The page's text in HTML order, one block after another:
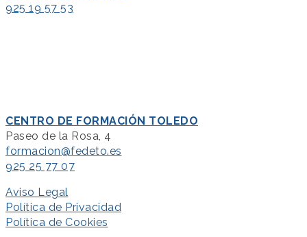
925 19 57 53
CENTRO DE FORMACIÓN TOLEDO
Paseo de la Rosa, 4
formacion@fedeto.es
925 25 77 07
Aviso Legal
Política de Privacidad
Política de Cookies